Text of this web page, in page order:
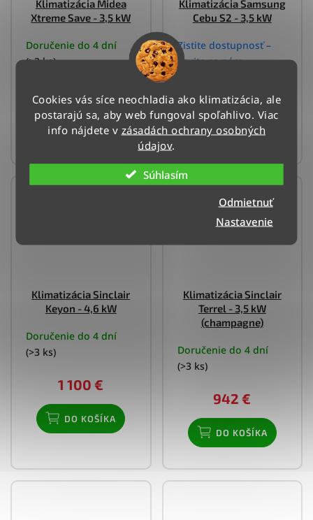
Cookies vás síce neochladia ako klimatizácia, ale
postarajú sa, aby web fungoval spoľahlivo. Viac
info nájdete v zásadách ochrany osobných
údajov.
Súhlasím
Nastavenie
Odmietnuť
Klimatizácia Midea
Xtreme Save - 3,5 kW
Doručenie do 4 dní
(>3 ks)
630 €
DO KOŠÍKA
Klimatizácia Samsung
Cebu S2 - 3,5 kW
Zistite dostupnosť –
ozvite sa nám
840 €
DO KOŠÍKA
Klimatizácia Sinclair
Keyon - 4,6 kW
Doručenie do 4 dní
(>3 ks)
1 100 €
DO KOŠÍKA
Klimatizácia Sinclair
Terrel - 3,5 kW
(champagne)
Doručenie do 4 dní
(>3 ks)
942 €
DO KOŠÍKA